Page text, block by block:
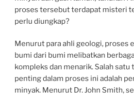
proses tersebut terdapat misteri
perlu diungkap?
Menurut para ahli geologi, proses
bumi dari bumi melibatkan
kompleks dan menarik. Salah satu
penting dalam proses ini adalah
minyak. Menurut Dr. John Smith,